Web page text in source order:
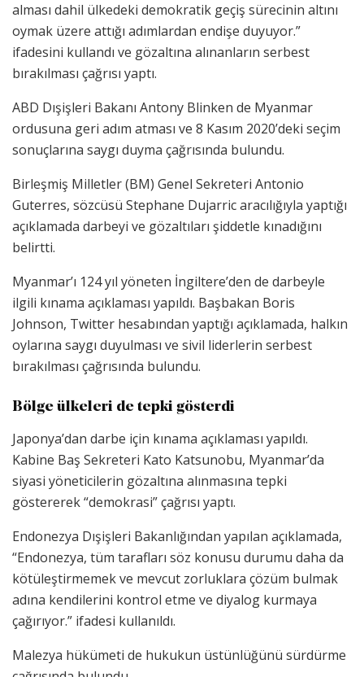
alması dahil ülkedeki demokratik geçiş sürecinin altını
oymak üzere attığı adımlardan endişe duyuyor.”
ifadesini kullandı ve gözaltına alınanların serbest
bırakılması çağrısı yaptı.
ABD Dışişleri Bakanı Antony Blinken de Myanmar
ordusuna geri adım atması ve 8 Kasım 2020’deki seçim
sonuçlarına saygı duyma çağrısında bulundu.
Birleşmiş Milletler (BM) Genel Sekreteri Antonio
Guterres, sözcüsü Stephane Dujarric aracılığıyla yaptığı
açıklamada darbeyi ve gözaltıları şiddetle kınadığını
belirtti.
Myanmar’ı 124 yıl yöneten İngiltere’den de darbeyle
ilgili kınama açıklaması yapıldı. Başbakan Boris
Johnson, Twitter hesabından yaptığı açıklamada, halkın
oylarına saygı duyulması ve sivil liderlerin serbest
bırakılması çağrısında bulundu.
Bölge ülkeleri de tepki gösterdi
Japonya’dan darbe için kınama açıklaması yapıldı.
Kabine Baş Sekreteri Kato Katsunobu, Myanmar’da
siyasi yöneticilerin gözaltına alınmasına tepki
göstererek “demokrasi” çağrısı yaptı.
Endonezya Dışişleri Bakanlığından yapılan açıklamada,
“Endonezya, tüm tarafları söz konusu durumu daha da
kötüleştirmemek ve mevcut zorluklara çözüm bulmak
adına kendilerini kontrol etme ve diyalog kurmaya
çağırıyor.” ifadesi kullanıldı.
Malezya hükümeti de hukukun üstünlüğünü sürdürme